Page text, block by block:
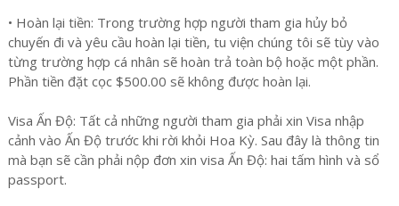
• Hoàn lại tiền: Trong trường hợp người tham gia hủy bỏ
chuyến đi và yêu cầu hoàn lại tiền, tu viện chúng tôi sẽ tùy vào
từng trường hợp cá nhân sẽ hoàn trả toàn bộ hoặc một phần.
Phần tiền đặt cọc $500.00 sẽ không được hoàn lại.
Visa Ấn Độ: Tất cả những người tham gia phải xin Visa nhập
cảnh vào Ấn Độ trước khi rời khỏi Hoa Kỳ. Sau đây là thông tin
mà bạn sẽ cần phải nộp đơn xin visa Ấn Độ: hai tấm hình và sổ
passport.